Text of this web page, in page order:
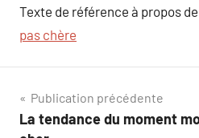
Texte de référence à propos de
pas chère
Navigation
de
Publication précédente
La tendance du moment